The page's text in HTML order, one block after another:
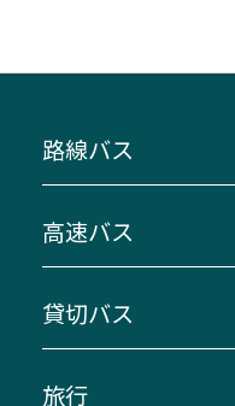
路線バス
主要停留所案内図・
路線バスのご利用方
高速バス
南紀・VISON～横
貸切バス
旅行